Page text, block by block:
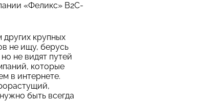
«Феликс» B2С-
крупных
не ищу, берусь
не видят путей
которые
в интернете.
быть всегда